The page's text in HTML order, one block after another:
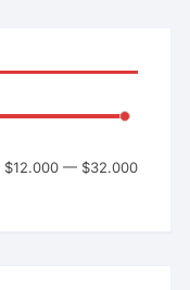
$12.000— $32.000